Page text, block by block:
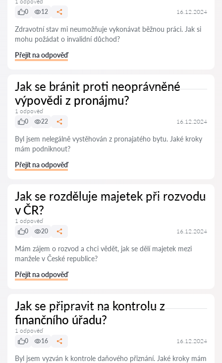
0
12 16.12.2024
Zdravotní stav mi neumožňuje vykonávat běžnou práci. Jak si
mohu požádat o invalidní důchod?
Přejít na odpověď
Jak se bránit proti neoprávněné
výpovědi z pronájmu?
1 odpověď
0
22 16.12.2024
Byl jsem nelegálně vystěhován z pronajatého bytu. Jaké kroky
mám podniknout?
Přejít na odpověď
Jak se rozděluje majetek při rozvodu
v ČR?
1 odpověď
0
20 16.12.2024
Mám zájem o rozvod a chci vědět, jak se dělí majetek mezi
manžele v České republice?
Přejít na odpověď
Jak se připravit na kontrolu z
finančního úřadu?
1 odpověď
0
16 16.12.2024
Byl jsem vyzván k kontrole daňového přiznání. Jaké kroky mám